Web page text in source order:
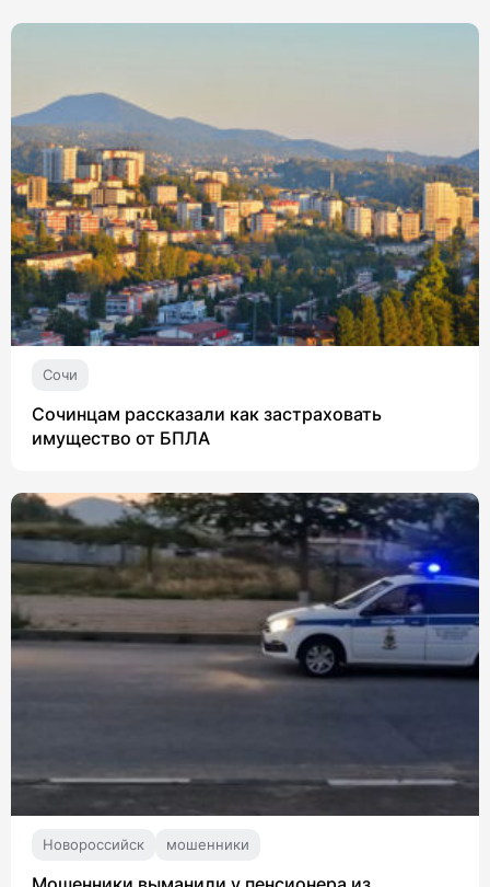
Сочи
Сочинцам рассказали как застраховать
имущество от БПЛА
Новороссийск мошенники